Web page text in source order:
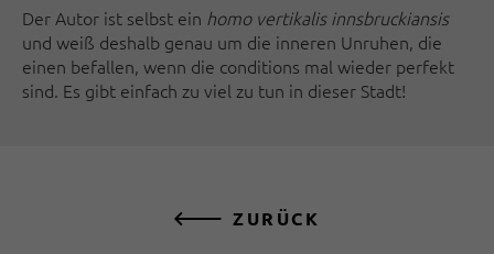
Der Autor ist selbst ein homo vertikalis innsbruckiansis
und weiß deshalb genau um die inneren Unruhen, die
einen befallen, wenn die conditions mal wieder perfekt
sind. Es gibt einfach zu viel zu tun in dieser Stadt!
ZURÜCK